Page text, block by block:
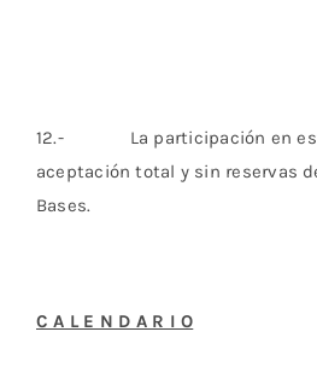
12.- La participación en este
aceptación total y sin reservas
Bases.
C A L E N D A R I O